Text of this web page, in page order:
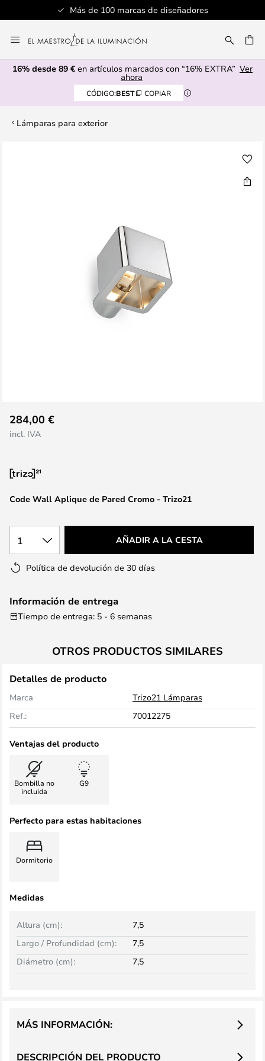
Más de 100 marcas de diseñadores
al
contenido
16% desde 89 € en artículos marcados con “16% EXTRA” Ver
ahora
CÓDIGO:BEST COPIAR
Lámparas para exterior
comienzo
la
galería
deCode Wall Aplique de Pared Cromo - Trizo21
284,00 €
incl. IVA
1 AÑADIR A LA CESTA
Política de devolución de 30 días
Información de entrega
Tiempo de entrega: 5 - 6 semanas
OTROS PRODUCTOS SIMILARES
Detalles de producto
Marca
Trizo21 Lámparas
Ref.:
70012275
Ventajas del producto
Bombilla no
incluida
G9
Perfecto para estas habitaciones
Dormitorio
Medidas
Altura (cm):
7,5
Largo / Profundidad (cm):
7,5
Diámetro (cm):
7,5
DESCRIPCIÓN DEL PRODUCTO
MÁS INFORMACIÓN: